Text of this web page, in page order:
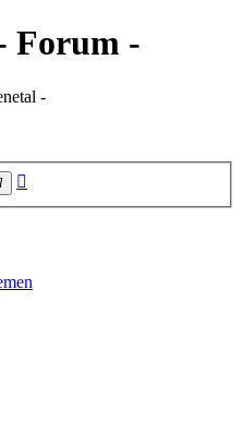
Forum -
-
Suche